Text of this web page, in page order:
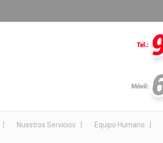
Nuestros Servicios Equipo Humano